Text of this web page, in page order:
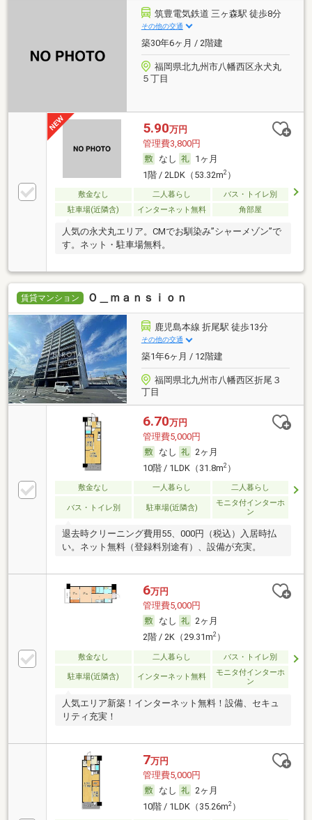
筑豊電気鉄道 三ヶ森駅 徒歩8分
その他の交通
築30年6ヶ月 / 2階建
福岡県北九州市八幡西区永犬丸
５丁目
5.90万円
管理費3,800円
なし
1ヶ月
1階 / 2LDK（53.32m2）
敷金なし 二人暮らし
バス・トイレ別
駐車場(近隣含)
インターネット無料 角部屋
人気の永犬丸エリア。CMでお馴染み”シャーメゾン”で
す。ネット・駐車場無料。
賃貸マンション Ｏ＿ｍａｎｓｉｏｎ
鹿児島本線 折尾駅 徒歩13分
その他の交通
築1年6ヶ月 / 12階建
福岡県北九州市八幡西区折尾３
丁目
6.70万円
管理費5,000円
なし
2ヶ月
10階 / 1LDK（31.8m2）
敷金なし 一人暮らし 二人暮らし
バス・トイレ別 駐車場(近隣含)
モニタ付インターホ
ン
退去時クリーニング費用55、000円（税込）入居時払
い。ネット無料（登録料別途有）、設備が充実。
6万円
管理費5,000円
なし
2ヶ月
2階 / 2K（29.31m2）
敷金なし 二人暮らし バス・トイレ別
駐車場(近隣含) インターネット無料
モニタ付インターホ
ン
人気エリア新築！インターネット無料！設備、セキュ
リティ充実！
7万円
管理費5,000円
なし
2ヶ月
10階 / 1LDK（35.26m2）